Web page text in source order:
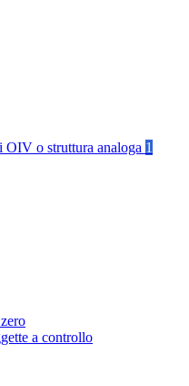
OIV o struttura analoga 1
a controllo